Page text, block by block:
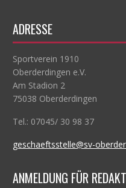
ADRESSE
Sportverein 1910
Oberderdingen e.V.
Am Stadion 2
75038 Oberderdingen
Tel.: 07045/ 30 98 37
geschaeftsstelle@sv-
ANMELDUNG FÜR